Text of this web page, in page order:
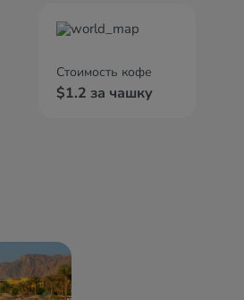
Стоимость кофе
$1.2 за чашку